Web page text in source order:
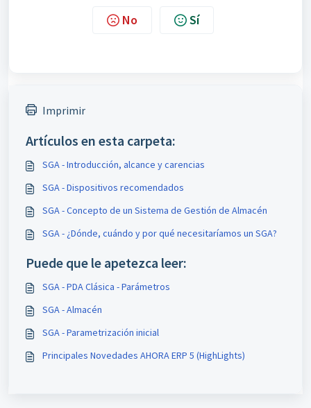
No Sí
Imprimir
Artículos en esta carpeta:
SGA - Introducción, alcance y carencias
SGA - Dispositivos recomendados
SGA - Concepto de un Sistema de Gestión de Almacén
SGA - ¿Dónde, cuándo y por qué necesitaríamos un SGA?
Puede que le apetezca leer:
SGA - PDA Clásica - Parámetros
SGA - Almacén
SGA - Parametrización inicial
Principales Novedades AHORA ERP 5 (HighLights)